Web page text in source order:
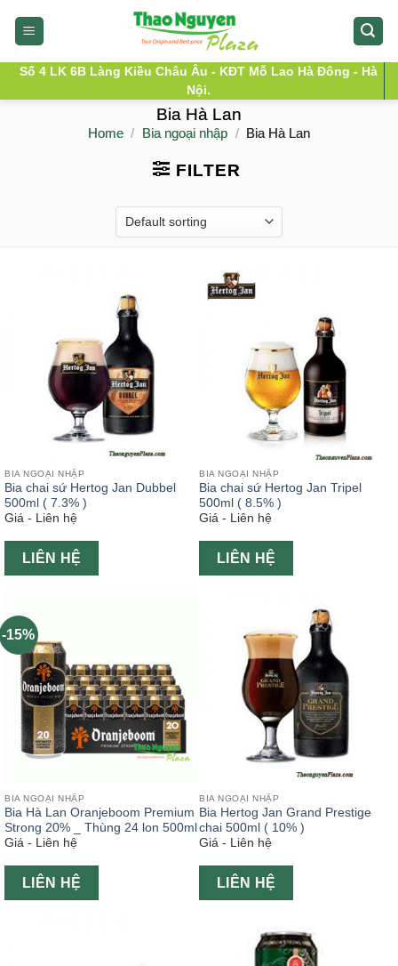
Số 4 LK 6B Làng Kiều Châu Âu - KĐT Mỗ Lao Hà Đông - Hà
Nội.
Bia Hà Lan
Home / Bia ngoại nhập / Bia Hà Lan
FILTER
BIA NGOẠI NHẬP
Bia chai sứ Hertog Jan Dubbel
500ml ( 7.3% )
Giá - Liên hệ
LIÊN HỆ
BIA NGOẠI NHẬP
Bia chai sứ Hertog Jan Tripel
500ml ( 8.5% )
Giá - Liên hệ
LIÊN HỆ
-15%
BIA NGOẠI NHẬP
Bia Hà Lan Oranjeboom Premium
Strong 20% _ Thùng 24 lon 500ml
Giá - Liên hệ
LIÊN HỆ
BIA NGOẠI NHẬP
Bia Hertog Jan Grand Prestige
chai 500ml ( 10% )
Giá - Liên hệ
LIÊN HỆ